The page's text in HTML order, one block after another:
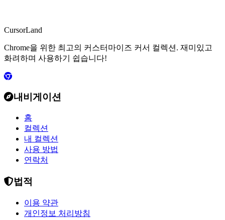
CursorLand
Chrome을 위한 최고의 커스터마이즈 커서 컬렉션. 재미있고
화려하며 사용하기 쉽습니다!
내비게이션
홈
컬렉션
내 컬렉션
사용 방법
연락처
법적
이용 약관
개인정보 처리방침